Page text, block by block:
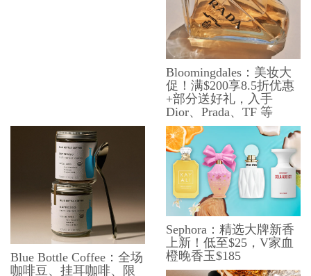
Bloomingdales：美妆大
促！满$200享8.5折优惠
+部分送好礼，入手
Dior、Prada、TF 等
Blue Bottle Coffee：全场
咖啡豆、挂耳咖啡、限
Sephora：精选大牌新香
上新！低至$25，V家血
橙晚香玉$185